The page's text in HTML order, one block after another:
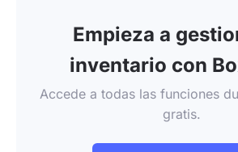
Empieza a
inventario con
Accede a todas las funciones
gratis.